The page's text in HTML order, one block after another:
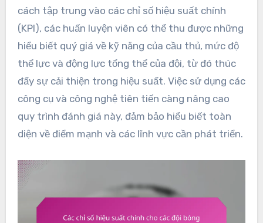
cách tập trung vào các chỉ số hiệu suất chính
(KPI), các huấn luyện viên có thể thu được những
hiểu biết quý giá về kỹ năng của cầu thủ, mức độ
thể lực và động lực tổng thể của đội, từ đó thúc
đẩy sự cải thiện trong hiệu suất. Việc sử dụng các
công cụ và công nghệ tiên tiến càng nâng cao
quy trình đánh giá này, đảm bảo hiểu biết toàn
diện về điểm mạnh và các lĩnh vực cần phát triển.